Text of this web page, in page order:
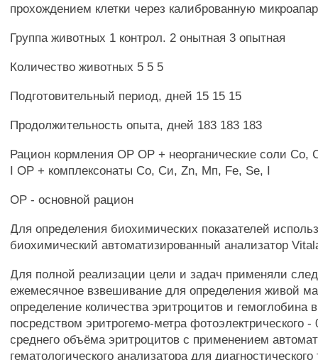
прохождением клетки через калиброванную
Группа животных 1 контрол. 2 онытная 3 опытная
Количество животных 5 5 5
Подготовительный период, дней 15 15 15
Продолжительность опыта, дней 183 183 183
Рацион кормления ОР ОР + неорганические соли Со,
I ОР + комплексонаты Со, Си, Zn, Мп, Fe, Se, I
ОР - основной рацион
Для определения биохимических показателей
биохимический автоматизированный анализатор
Для полной реализации цели и задач применяли
ежемесячное взвешивание для определения живой
определение количества эритроцитов и гемоглобина
посредством эритрогемо-метра фотоэлектрического
среднего объёма эритроцитов с применением
гематологического анализатора для